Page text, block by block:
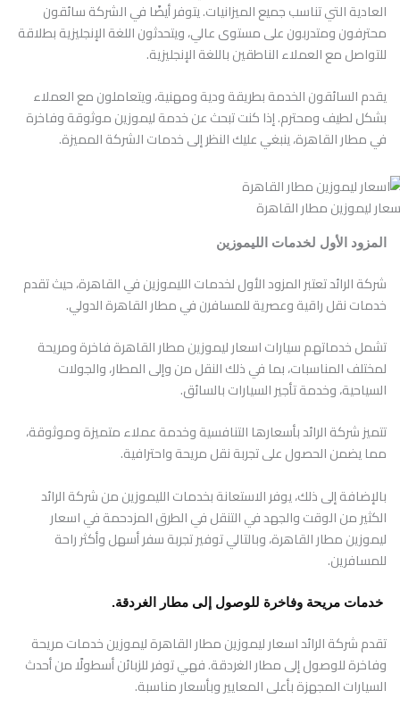
العادية التي تناسب جميع الميزانيات. يتوفر أيضًا في الشركة سائقون
محترفون ومتدربون على مستوى عالي، ويتحدثون اللغة الإنجليزية بطلاقة
للتواصل مع العملاء الناطقين باللغة الإنجليزية.
يقدم السائقون الخدمة بطريقة ودية ومهنية، ويتعاملون مع العملاء
بشكل لطيف ومحترم. إذا كنت تبحث عن خدمة ليموزين موثوقة وفاخرة
في مطار القاهرة، ينبغي عليك النظر إلى خدمات الشركة المميزة.
ليموزين مطار القاهرة
المزود الأول لخدمات الليموزين
شركة الرائد تعتبر المزود الأول لخدمات الليموزين في القاهرة، حيث تقدم
خدمات نقل راقية وعصرية للمسافرن في مطار القاهرة الدولي.
تشمل خدماتهم سيارات اسعار ليموزين مطار القاهرة فاخرة ومريحة
لمختلف المناسبات، بما في ذلك النقل من وإلى المطار، والجولات
السياحية، وخدمة تأجير السيارات بالسائق.
تتميز شركة الرائد بأسعارها التنافسية وخدمة عملاء متميزة وموثوقة،
مما يضمن الحصول على تجربة نقل مريحة واحترافية.
بالإضافة إلى ذلك، يوفر الاستعانة بخدمات الليموزين من شركة الرائد
الكثير من الوقت والجهد في التنقل في الطرق المزدحمة في اسعار
ليموزين مطار القاهرة، وبالتالي توفير تجربة سفر أسهل وأكثر راحة
للمسافرين.
خدمات مريحة وفاخرة للوصول إلى مطار الغردقة.
تقدم شركة الرائد اسعار ليموزين مطار القاهرة ليموزين خدمات مريحة
وفاخرة للوصول إلى مطار الغردقة. فهي توفر للزبائن أسطولًا من أحدث
السيارات المجهزة بأعلى المعايير وبأسعار مناسبة.